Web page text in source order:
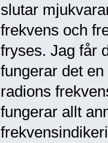
slutar
frekvens och
fryses. Jag får
fungerar det
radions
fungerar allt